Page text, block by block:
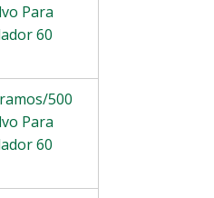
Para
60
500
Para
60